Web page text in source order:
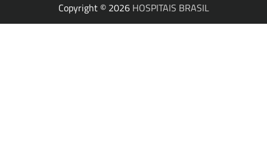
Copyright © 2026 HOSPITAIS BRASIL